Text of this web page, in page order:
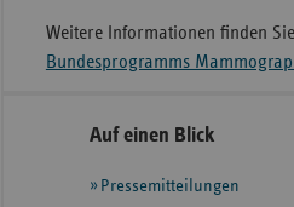
Weitere Informationen finden Sie
Bundesprogramms
Seitennavigation
Seitenleiste
weiteren
Auf einen Blick
Pressemitteilungen